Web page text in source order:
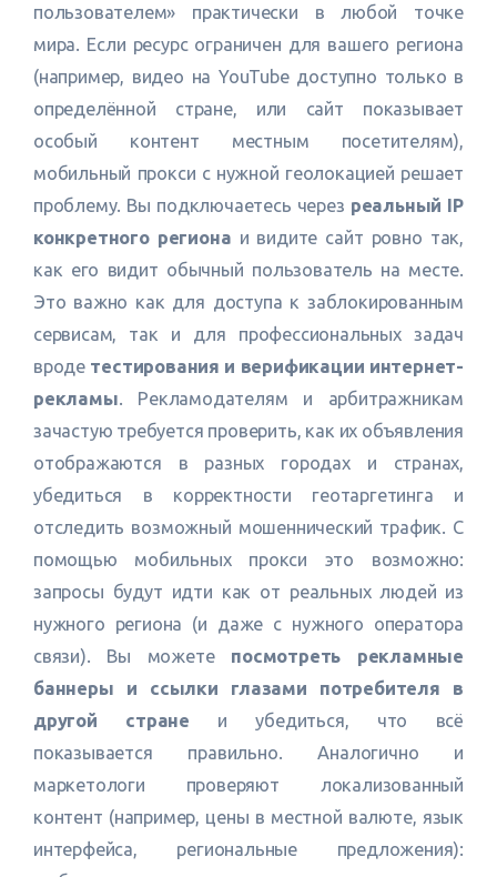
пользователем» практически в любой точке
мира. Если ресурс ограничен для вашего региона
(например, видео на YouTube доступно только в
определённой стране, или сайт показывает
особый контент местным посетителям),
мобильный прокси с нужной геолокацией решает
проблему. Вы подключаетесь через реальный IP
конкретного региона и видите сайт ровно так,
как его видит обычный пользователь на месте.
Это важно как для доступа к заблокированным
сервисам, так и для профессиональных задач
вроде тестирования и верификации интернет-
рекламы. Рекламодателям и арбитражникам
зачастую требуется проверить, как их объявления
отображаются в разных городах и странах,
убедиться в корректности геотаргетинга и
отследить возможный мошеннический трафик. С
помощью мобильных прокси это возможно:
запросы будут идти как от реальных людей из
нужного региона (и даже с нужного оператора
связи). Вы можете посмотреть рекламные
баннеры и ссылки глазами потребителя в
другой стране и убедиться, что всё
показывается правильно. Аналогично и
маркетологи проверяют локализованный
контент (например, цены в местной валюте, язык
интерфейса, региональные предложения):